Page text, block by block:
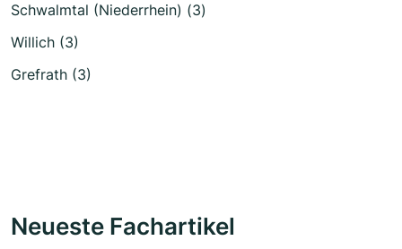
Schwalmtal (Niederrhein) (3)
Willich (3)
Grefrath (3)
Neueste Fachartikel